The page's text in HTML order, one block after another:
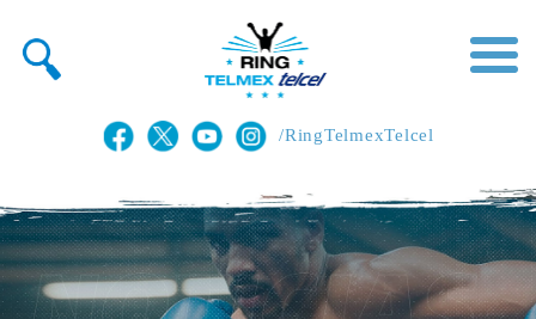
/RingTelmexTelcel